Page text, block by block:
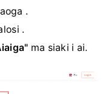
aoga .
.
ma siaki i ai.